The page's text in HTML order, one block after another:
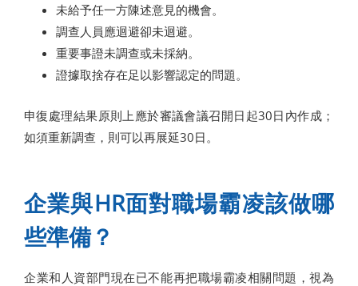
未給予任一方陳述意見的機會。
調查人員應迴避卻未迴避。
重要事證未調查或未採納。
證據取捨存在足以影響認定的問題。
申復處理結果原則上應於審議會議召開日起30日內作成；
如須重新調查，則可以再展延30日。
企業與HR面對職場霸凌該做哪
些準備？
企業和人資部門現在已不能再把職場霸凌相關問題，視為